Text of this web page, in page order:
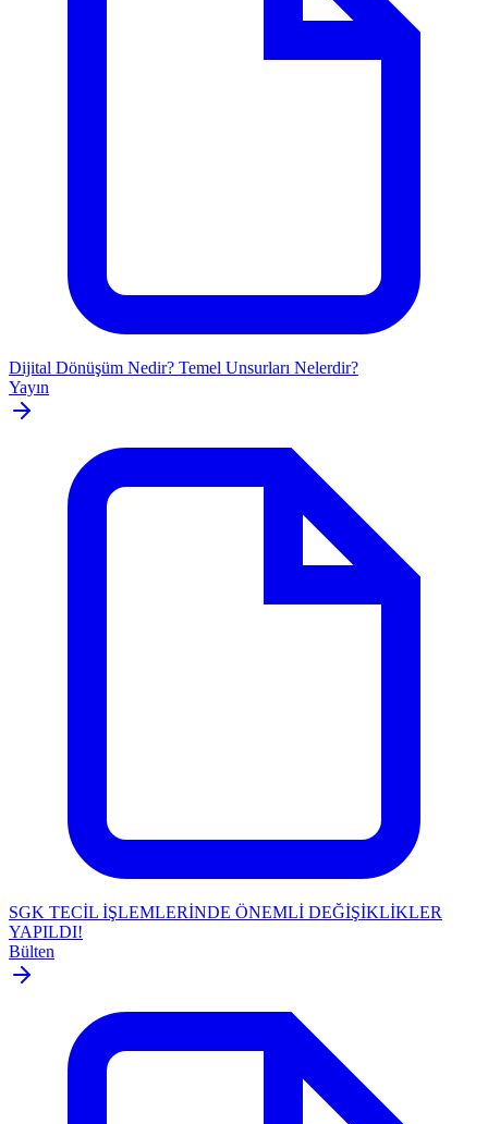
Dijital Dönüşüm Nedir? Temel Unsurları Nelerdir?
Yayın
SGK TECİL İŞLEMLERİNDE ÖNEMLİ DEĞİŞİKLİKLER
YAPILDI!
Bülten